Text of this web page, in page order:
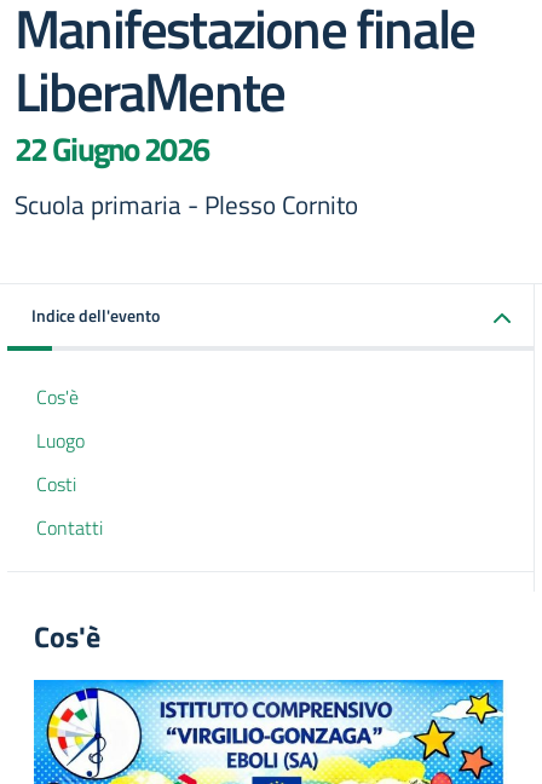
Manifestazione finale
LiberaMente
22 Giugno 2026
Scuola primaria - Plesso Cornito
Indice dell'evento
Cos'è
Luogo
Costi
Contatti
Cos'è